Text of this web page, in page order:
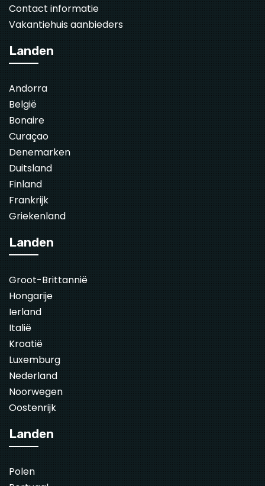
Contact informatie
Vakantiehuis aanbieders
Landen
Andorra
België
Bonaire
Curaçao
Denemarken
Duitsland
Finland
Frankrijk
Griekenland
Landen
Groot-Brittannië
Hongarije
Ierland
Italië
Kroatië
Luxemburg
Nederland
Noorwegen
Oostenrijk
Landen
Polen